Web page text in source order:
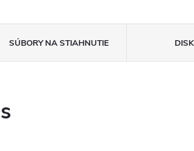
SÚBORY NA STIAHNUTIE